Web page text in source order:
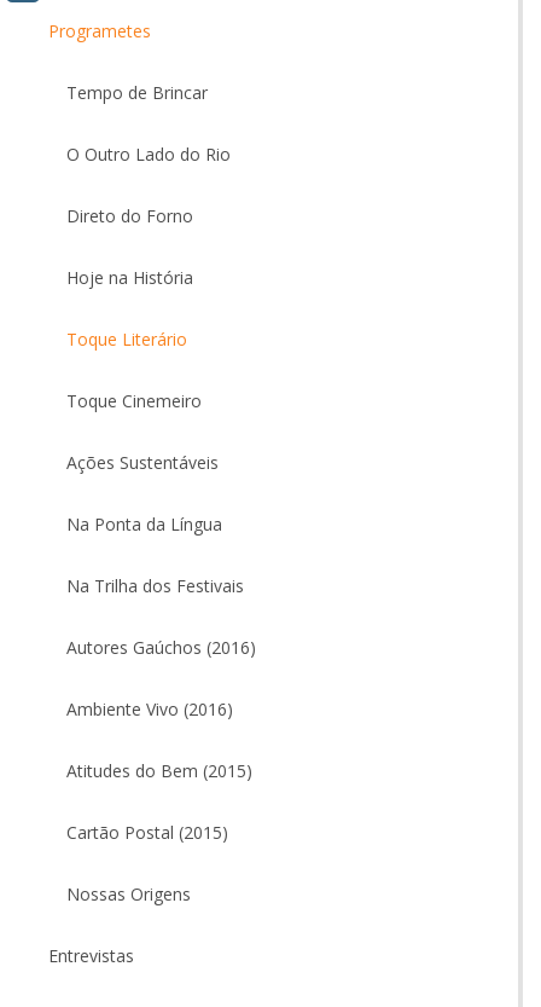
Programetes
Tempo de Brincar
O Outro Lado do Rio
Direto do Forno
Hoje na História
Toque Literário
Toque Cinemeiro
Ações Sustentáveis
Na Ponta da Língua
Na Trilha dos Festivais
Autores Gaúchos (2016)
Ambiente Vivo (2016)
Atitudes do Bem (2015)
Cartão Postal (2015)
Nossas Origens
Entrevistas